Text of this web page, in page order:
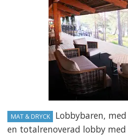
MAT & DRYCK
Lobbybaren,
en totalrenoverad lobby